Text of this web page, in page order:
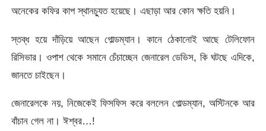
অনেকের কফির কাপ স্থানচ্যুত হয়েছে। এছাড়া আর কোন ক্ষতি হয়নি।
স্তব্ধ হয়ে দাঁড়িয়ে আছেন গোল্ডম্যান। কানে ঠেকানোই আছে টেলিফোন
রিসিভার। ওপাশ থেকে সমানে চেঁচাচ্ছেন জেনারেল ডেভিস, কি ঘটছে এদিকে,
জানতে চাইছেন।
জেনারেলকে নয়, নিজেকেই ফিসফিস করে বললেন গোল্ডম্যান, অস্টিনকে আর
বাঁচান গেল না। ঈশ্বর…!